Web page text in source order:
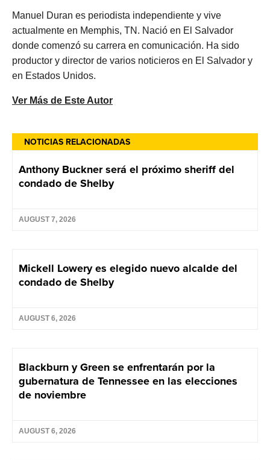
NOTICIAS RELACIONADAS
Anthony Buckner será el próximo sheriff del
condado de Shelby
AUGUST 7, 2026
Mickell Lowery es elegido nuevo alcalde del
condado de Shelby
AUGUST 6, 2026
Blackburn y Green se enfrentarán por la
gubernatura de Tennessee en las elecciones
de noviembre
AUGUST 6, 2026
Manuel Duran es periodista independiente y vive
actualmente en Memphis, TN. Nació en El Salvador
donde comenzó su carrera en comunicación. Ha sido
productor y director de varios noticieros en El Salvador y
en Estados Unidos.
Ver Más de Este Autor